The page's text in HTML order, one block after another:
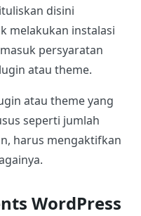
disini
melakukan instalasi
persyaratan
atau theme.
atau theme yang
seperti jumlah
harus mengaktifkan
WordPress